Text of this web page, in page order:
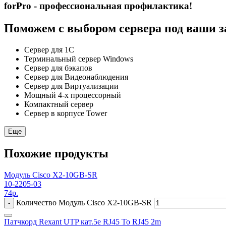
forPro - профессиональная профилактика!
Поможем с выбором сервера под ваши
Сервер для 1С
Терминальный сервер Windows
Сервер для бэкапов
Сервер для Видеонаблюдения
Сервер для Виртуализации
Мощный 4-х процессорный
Компактный сервер
Сервер в корпусе Tower
Еще
Похожие продукты
Модуль Cisco X2-10GB-SR
10-2205-03
74р.
- Количество Модуль Cisco X2-10GB-SR
Патчкорд Rexant UTP кат.5е RJ45 To RJ45 2m